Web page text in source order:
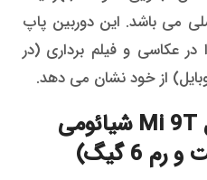
20 مگاپیکسلی می باشد. این دوربین پاپ
عکاسی و فیلم برداری (در
از خود نشان می دهد.
قیمت و خرید موبایل Mi 9T شیائومی